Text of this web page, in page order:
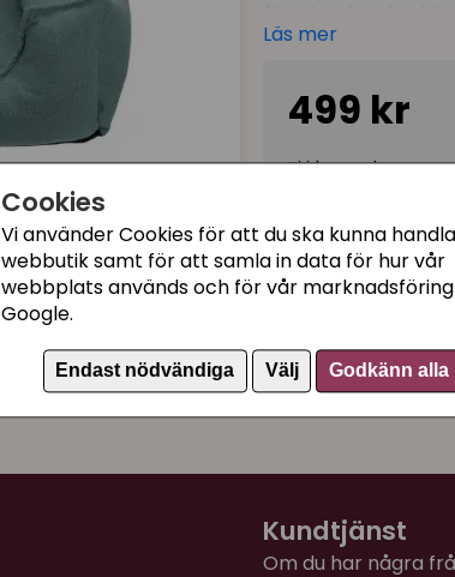
Cookies
Vi använder Cookies för att du ska kunna
webbutik samt för att samla in data för hur vår
webbplats används och för vår
Google.
Endast nödvändiga Välj Godkänn alla
inredning.
Tips! Sätt gärna
upphöjt. Det ger
Vävt kvalitets-
Med kudde
Anti-slip botten
Klädseln går att
Storlek: 60 x 50
Passar även för
Läs mer
499 kr
Ej i lager,
Kategorier:
Fyrkantsbädd
Kattsängar och
Artikelnummer:
Kundtjänst
Om du har några